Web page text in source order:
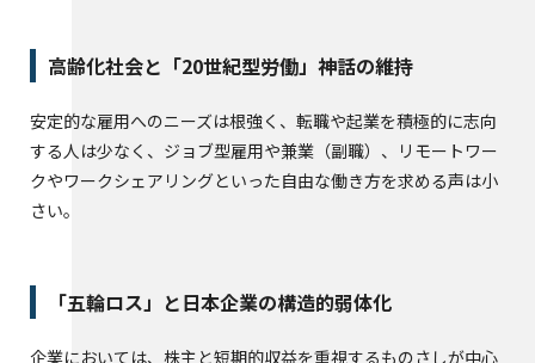
高齢化社会と「20世紀型労働」神話の維持
安定的な雇用へのニーズは根強く、転職や起業を積極的に志向
する人は少なく、ジョブ型雇用や兼業（副職）、リモートワー
クやワークシェアリングといった自由な働き方を求める声は小
さい。
「五輪ロス」と日本企業の構造的弱体化
企業においては、株主と短期的収益を重視するものさしが中心